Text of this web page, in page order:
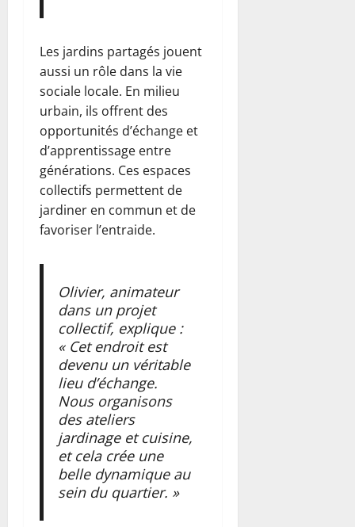
Les jardins partagés jouent
aussi un rôle dans la vie
sociale locale. En milieu
urbain, ils offrent des
opportunités d’échange et
d’apprentissage entre
générations. Ces espaces
collectifs permettent de
jardiner en commun et de
favoriser l’entraide.
Olivier, animateur
dans un projet
collectif, explique :
« Cet endroit est
devenu un véritable
lieu d’échange.
Nous organisons
des ateliers
jardinage et cuisine,
et cela crée une
belle dynamique au
sein du quartier. »